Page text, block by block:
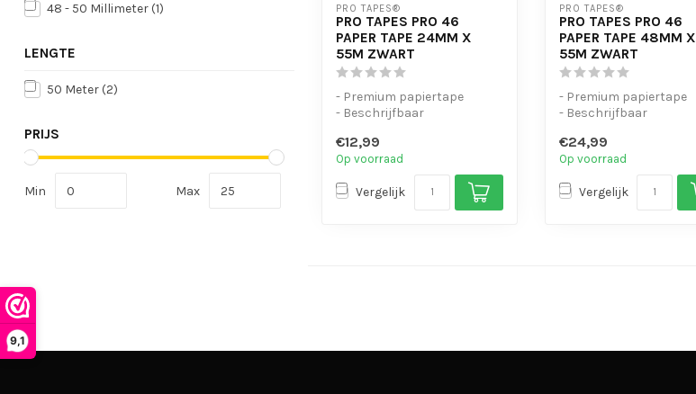
9,1
48 - 50 Millimeter (1)
LENGTE
50 Meter (2)
PRIJS
Min Max
PRO TAPES®
PRO TAPES PRO 46
PAPER TAPE 24MM X
55M ZWART
- Premium papiertape
- Beschrijfbaar
€12,99
Op voorraad
Vergelijk
PRO TAPES®
PRO TAPES PRO 46
PAPER TAPE 48MM X
55M ZWART
- Premium papiertape
- Beschrijfbaar
€24,99
Op voorraad
Vergelijk